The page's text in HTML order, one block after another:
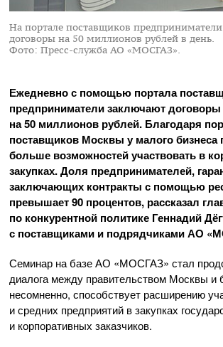
На портале поставщиков
договоры на 50 миллионов рублей в день.
Фото: Пресс-служба АО «МОСГАЗ».
Ежедневно с помощью портала
предприниматели заключают договоры
на 50 миллионов рублей. Благодаря
поставщиков Москвы у малого бизнеса
больше возможностей участвовать в
закупках. Доля предпринимателей,
заключающих контракты с помощью
превышает 90 процентов, рассказал
по конкурентной политике Геннадий
с поставщиками и подрядчиками АО
Семинар на базе АО «МОСГАЗ» стал
диалога между правительством Москвы и
несомненно, способствует расширению
и средних предприятий в закупках
и корпоративных заказчиков.